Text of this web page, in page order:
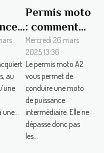
au
Permis moto
: comment
fonctionne
la passerelle
A2 vers A ?
Mercredi 26 mars
2025 13:36
Le permis moto A2
vous permet de
conduire une moto
de puissance
intermédiaire. Elle ne
dépasse donc pas
les...